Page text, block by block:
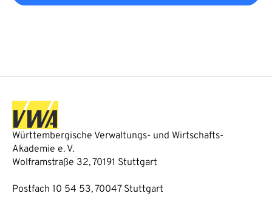
Württembergische Verwaltungs- und Wirtschafts-
Akademie e. V.
Wolframstraße 32, 70191 Stuttgart
Postfach 10 54 53, 70047 Stuttgart